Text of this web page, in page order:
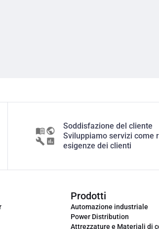
Soddisfazione del cliente
Sviluppiamo servizi come
esigenze dei clienti
Prodotti
Automazione industriale
Power Distribution
Attrezzature e Materiali di